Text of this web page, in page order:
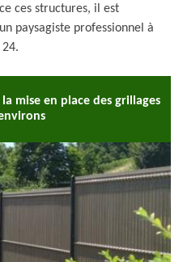
ces structures, il est
paysagiste professionnel à
mise en place des grillages